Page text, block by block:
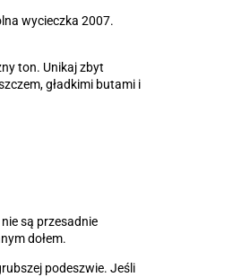
wycieczka 2007.
ton. Unikaj zbyt
gładkimi butami i
są przesadnie
dołem.
podeszwie. Jeśli